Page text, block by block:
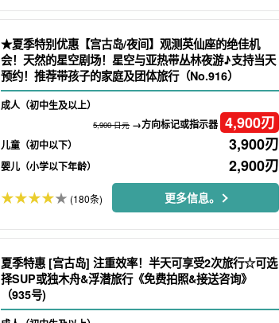
★夏季特别优惠【宫古岛/夜间】观测英仙座的绝佳机
会！天然的星空剧场！星空与亚热带丛林夜游♪支持当天
预约！推荐带孩子的家庭及团体旅行（No.916）
成人（初中生及以上）
5,900 日元→方向标记或指示器 4,900刃
儿童（初中以下） 3,900刃
婴儿（小学以下年龄） 2,900刃
(180条) 更多信息。
夏季特惠 [宫古岛] 注重效率！半天可享受2次旅行☆可选
择SUP或独木舟&浮潜旅行《免费拍照&接送咨询》
（935号)